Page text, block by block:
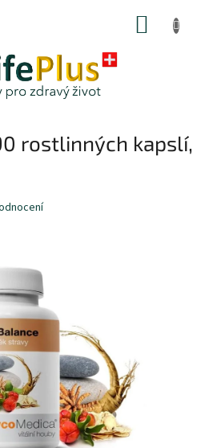
rostlinných kapslí,